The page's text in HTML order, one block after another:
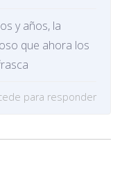
y años, la
que ahora los
para responder